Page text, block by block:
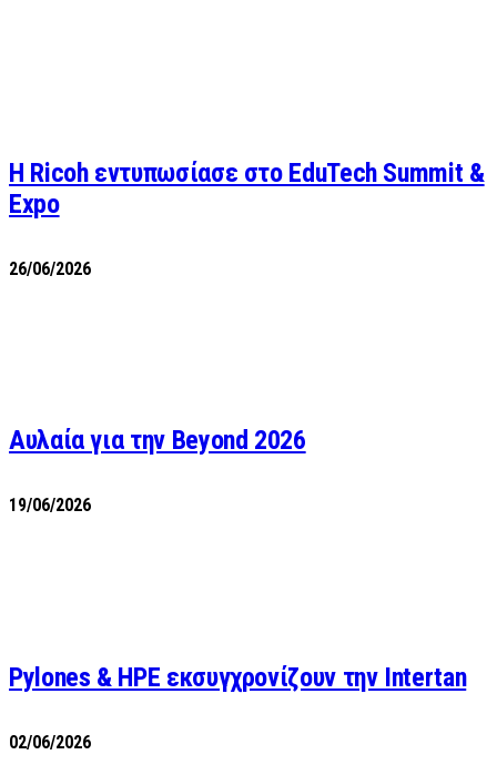
Η Ricoh εντυπωσίασε στο EduTech Summit &
Expo
26/06/2026
Αυλαία για την Beyond 2026
19/06/2026
Pylones & HPE εκσυγχρονίζουν την Intertan
02/06/2026